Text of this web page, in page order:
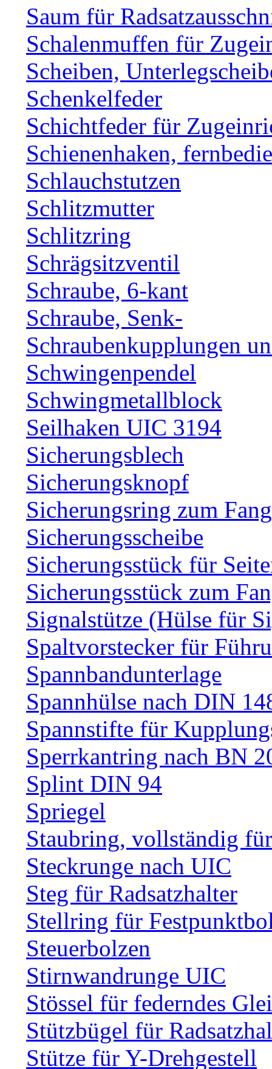
Saum für
Schalenmuffen für
Scheiben,
Schenkelfeder
Schichtfeder für
Schienenhaken,
Schlauchstutzen
Schlitzmutter
Schlitzring
Schrägsitzventil
Schraube, 6-kant
Schraube, Senk-
Schraubenkupplungen
Schwingenpendel
Schwingmetallblock
Seilhaken UIC 3194
Sicherungsblech
Sicherungsknopf
Sicherungsring zum
Sicherungsscheibe
Sicherungsstück für
Sicherungsstück zum
Signalstütze (Hülse für
Spaltvorstecker für
Spannbandunterlage
Spannhülse nach DIN
Spannstifte für
Sperrkantring nach BN
Splint DIN 94
Spriegel
Staubring, vollständig
Steckrunge nach UIC
Steg für Radsatzhalter
Stellring für
Steuerbolzen
Stirnwandrunge UIC
Stössel für federndes
Stützbügel für
Stütze für Y-Drehgestell